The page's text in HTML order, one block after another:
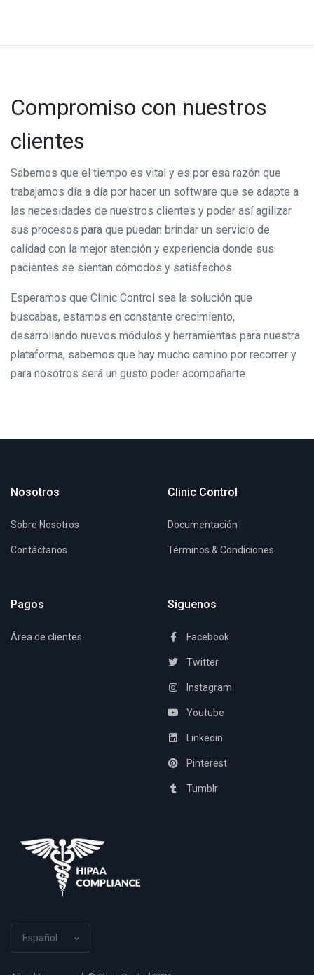
Compromiso con nuestros
clientes
Sabemos que el tiempo es vital y es por esa razón que
trabajamos día a día por hacer un software que se adapte a
las necesidades de nuestros clientes y poder así agilizar
sus procesos para que puedan brindar un servicio de
calidad con la mejor atención y experiencia donde sus
pacientes se sientan cómodos y satisfechos.
Esperamos que Clinic Control sea la solución que
buscabas, estamos en constante crecimiento,
desarrollando nuevos módulos y herramientas para nuestra
plataforma, sabemos que hay mucho camino por recorrer y
para nosotros será un gusto poder acompañarte.
Nosotros
Sobre Nosotros
Contáctanos
Clinic Control
Documentación
Términos & Condiciones
Pagos
Área de clientes
Síguenos
Facebook
Twitter
Instagram
Youtube
Linkedin
Pinterest
Tumblr
Español